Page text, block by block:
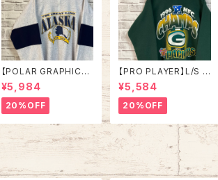
【POLAR GRAPHICS】
L/S HalfZip Sweat X
L Made in USA 90s
“ALASKA” スーベニア
ハーフジップスウェット
トレーナー アラスカ お
土産モノ vintage ヴィ
ンテージ アメリカ USA
¥5,984
20%OFF
【PRO PLAYER】L/S S
weat L相当 90s Mad
e in USA “PACKERS”
NFL チームモノ スウェ
ット トレーナー USA製
チームロゴ 1996 CHA
MPS 優勝記念 深緑 ア
メリカ USA 古着
¥5,584
20%OFF